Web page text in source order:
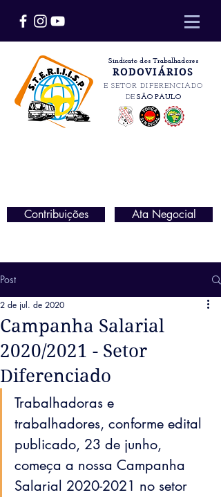
Sindicato dos Trabalhadores
RODOVIÁRIOS
E SETOR DIFERENCIADO
DE SÃO PAULO
Contribuições Ata Negocial
Post
Campanha Salarial
2020/2021 - Setor
Diferenciado
2 de jul. de 2020
Trabalhadoras e
trabalhadores, conforme edital
publicado, 23 de junho,
começa a nossa Campanha
Salarial 2020-2021 no setor